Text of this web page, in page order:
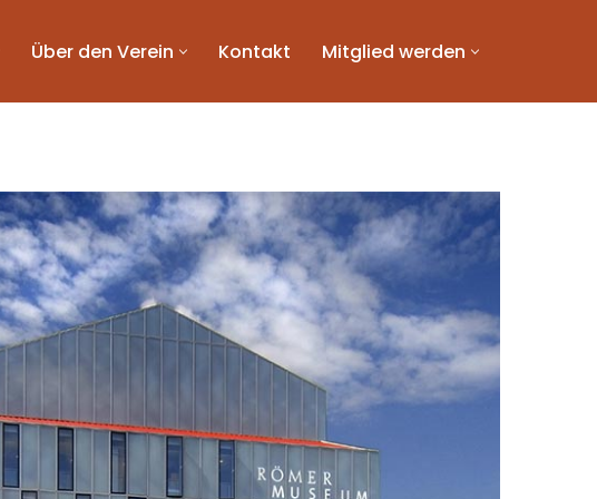
Über den Verein Kontakt Mitglied werden